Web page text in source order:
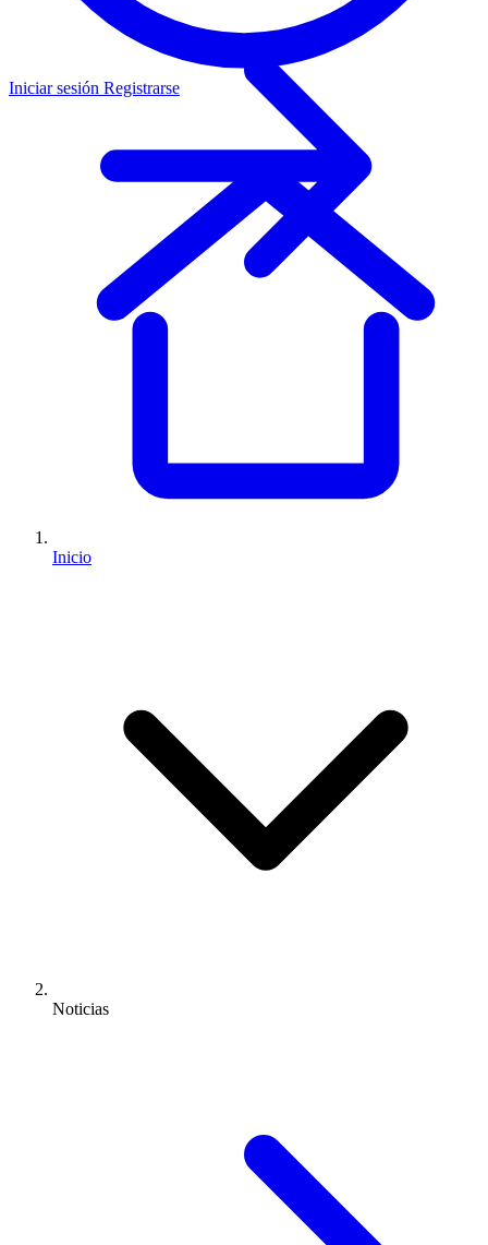
Iniciar sesión Registrarse
Inicio
Noticias